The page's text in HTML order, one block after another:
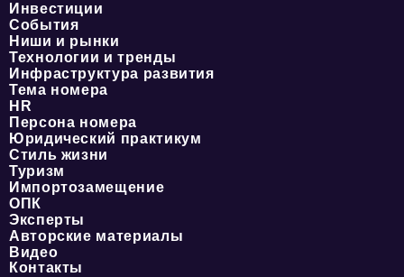
Инвестиции
События
Ниши и рынки
Технологии и тренды
Инфраструктура развития
Тема номера
HR
Персона номера
Юридический практикум
Стиль жизни
Туризм
Импортозамещение
ОПК
Эксперты
Авторские материалы
Видео
Контакты